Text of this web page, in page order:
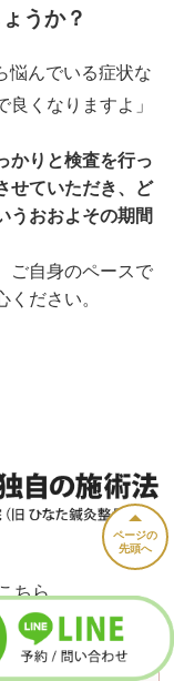
うか？
悩んでいる症状な
くなりますよ」
かりと検査を行っ
せていただき、ど
うおおよその期間
ご自身のペースで
ださい。
ちら
ページの
先頭へ